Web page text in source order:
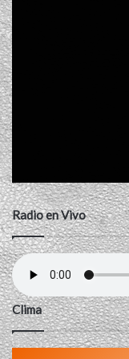
Radio en Vivo
Clima